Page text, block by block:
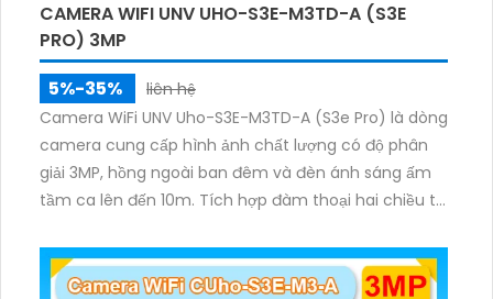
CAMERA WIFI UNV UHO-S3E-M3TD-A (S3E
PRO) 3MP
5%-35%
liên hệ
Camera WiFi UNV Uho-S3E-M3TD-A (S3e Pro) là dòng
camera cung cấp hình ảnh chất lượng có độ phân
giải 3MP, hồng ngoài ban đêm và đèn ánh sáng ấm
tầm ca lên đến 10m. Tích hợp đàm thoại hai chiều to